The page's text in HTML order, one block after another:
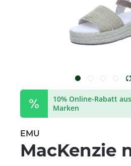
10% Online-Rabatt
Marken
EMU
MacKenzie